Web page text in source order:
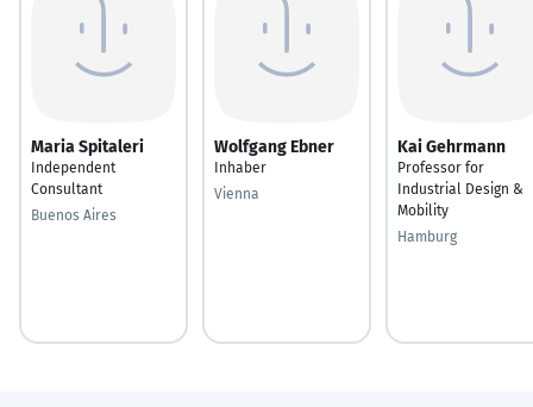
Maria Spitaleri
Independent
Consultant
Buenos Aires
Wolfgang Ebner
Inhaber
Vienna
Kai Gehrmann
Professor for
Industrial Design &
Mobility
Hamburg